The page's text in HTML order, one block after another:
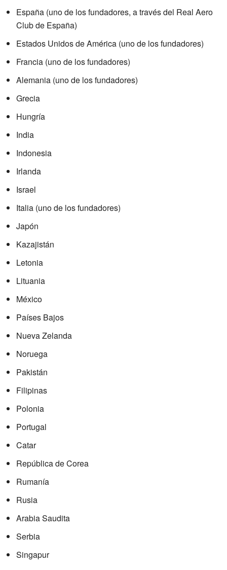
España (uno de los fundadores, a través del Real Aero
Club de España)
Estados Unidos de América (uno de los fundadores)
Francia (uno de los fundadores)
Alemania (uno de los fundadores)
Grecia
Hungría
India
Indonesia
Irlanda
Israel
Italia (uno de los fundadores)
Japón
Kazajistán
Letonia
Lituania
México
Países Bajos
Nueva Zelanda
Noruega
Pakistán
Filipinas
Polonia
Portugal
Catar
República de Corea
Rumanía
Rusia
Arabia Saudita
Serbia
Singapur